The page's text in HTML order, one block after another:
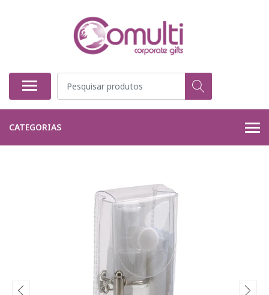
CATEGORIAS